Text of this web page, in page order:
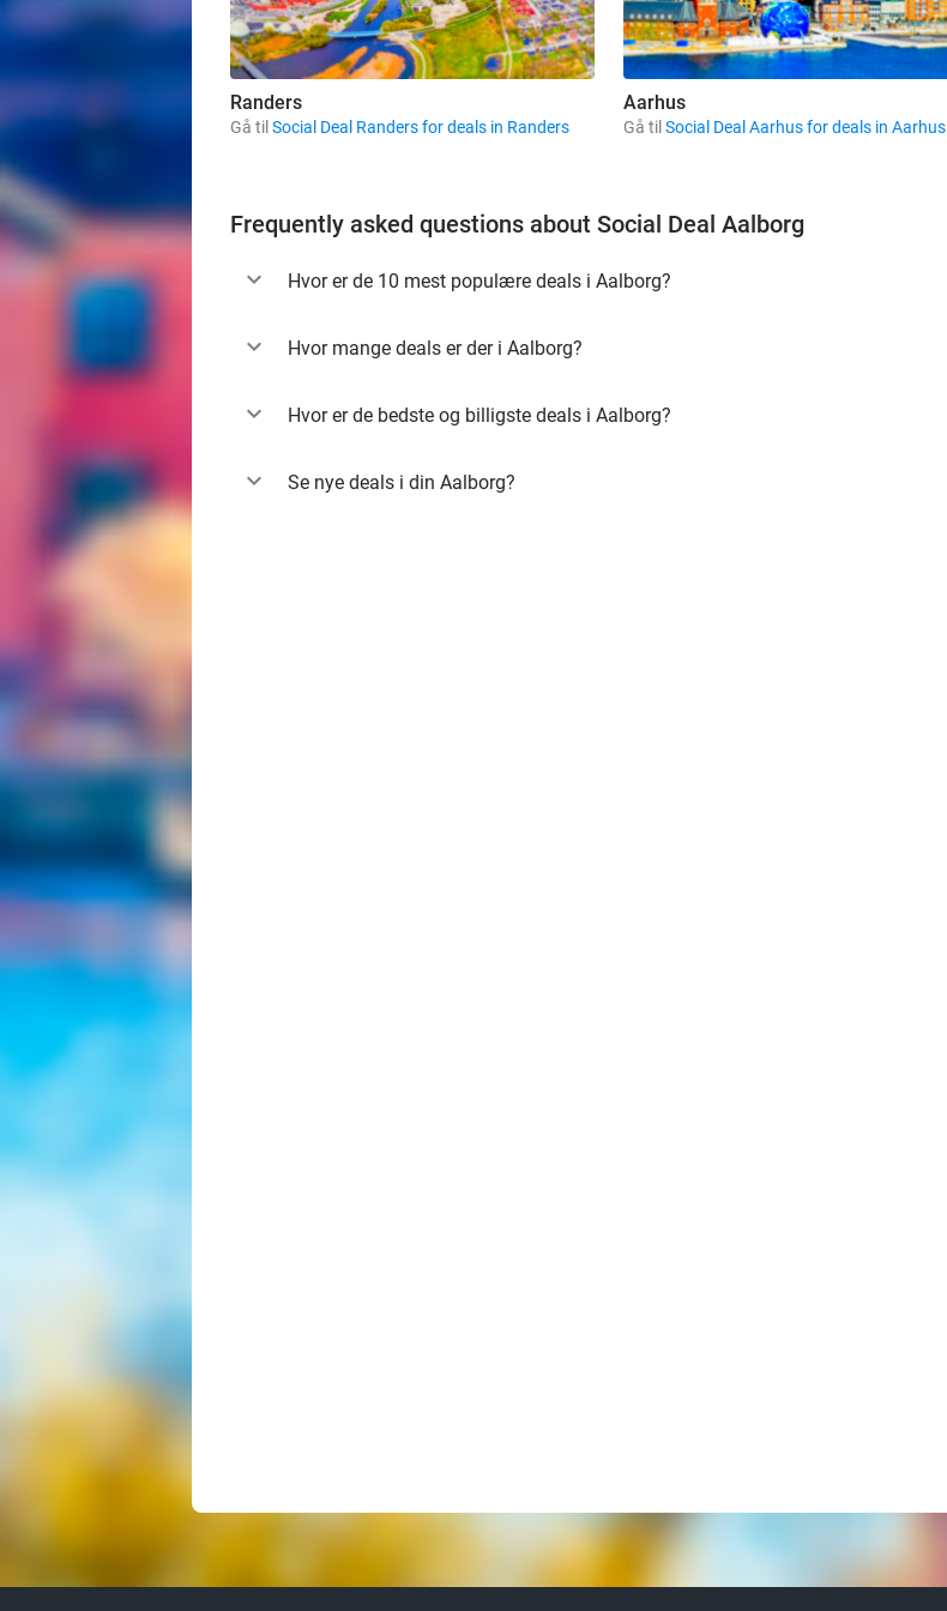
Randers
Gå til Social Deal Randers for deals in Randers
Aarhus
Gå til Social Deal Aarhus for deals in Aarhus
Frequently asked questions about Social Deal Aalborg
Hvor er de 10 mest populære deals i Aalborg?
Hvor mange deals er der i Aalborg?
Hvor er de bedste og billigste deals i Aalborg?
Se nye deals i din Aalborg?